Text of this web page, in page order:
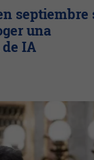
septiembre
una
IA